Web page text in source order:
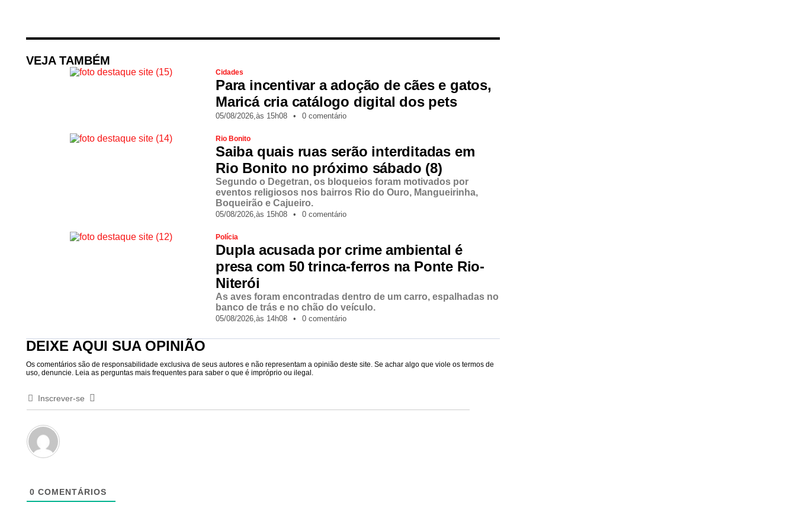
VEJA TAMBÉM
Cidades
Para incentivar a adoção de cães e gatos,
Maricá cria catálogo digital dos pets
05/08/2026,às 15h08 • 0 comentário
Rio Bonito
Saiba quais ruas serão interditadas em
Rio Bonito no próximo sábado (8)
Segundo o Degetran, os bloqueios foram motivados por
eventos religiosos nos bairros Rio do Ouro, Mangueirinha,
Boqueirão e Cajueiro.
05/08/2026,às 15h08 • 0 comentário
Polícia
Dupla acusada por crime ambiental é
presa com 50 trinca-ferros na Ponte Rio-
Niterói
As aves foram encontradas dentro de um carro, espalhadas no
banco de trás e no chão do veículo.
05/08/2026,às 14h08 • 0 comentário
DEIXE AQUI SUA OPINIÃO
Os comentários são de responsabilidade exclusiva de seus autores e não representam a opinião deste site. Se achar algo que viole os termos de
uso, denuncie. Leia as perguntas mais frequentes para saber o que é impróprio ou ilegal.
Inscrever-se
0 COMENTÁRIOS